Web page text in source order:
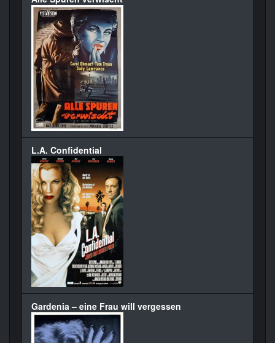
L.A. Confidential
Gardenia – eine Frau will vergessen